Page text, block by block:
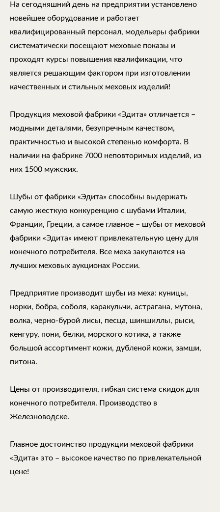
На сегодняшний день на предприятии установлено
новейшее оборудование и работает
квалифицированный персонал, модельеры фабрики
систематически посещают меховые показы и
проходят курсы повышения квалификации, что
является решающим фактором при изготовлении
качественных и стильных меховых изделий!
Продукция меховой фабрики «Эдита» отличается –
модными деталями, безупречным качеством,
практичностью и высокой степенью комфорта. В
наличии на фабрике 7000 неповторимых изделий, из
них 1500 мужских.
Шубы от фабрики «Эдита» способны выдержать
самую жесткую конкуренцию с шубами Италии,
Франции, Греции, а самое главное – шубы от меховой
фабрики «Эдита» имеют привлекательную цену для
конечного потребителя. Все меха закупаются на
лучших меховых аукционах России.
Предприятие производит шубы из меха: куницы,
норки, бобра, соболя, каракульчи, астрагана, мутона,
волка, черно-бурой лисы, песца, шиншиллы, рыси,
кенгуру, пони, белки, морского котика, а также
большой ассортимент кожи, дубленой кожи, замши,
питона.
Цены от производителя, гибкая система скидок для
конечного потребителя. Производство в
Железноводске.
Главное достоинство продукции меховой фабрики
«Эдита» это – высокое качество по привлекательной
цене!